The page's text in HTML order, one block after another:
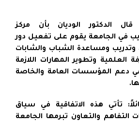
قال الدكتور الوديان بأن مركز
في الجامعة يقوم على تفعيل دور
وتدريب ومساعدة الشباب والشابات
العلمية وتطوير المهارات اللازمة
دعم المؤسسات العامة والخاصة
تأتي هذه الاتفاقية في سياق
والتعاون تبرمها الجامعة